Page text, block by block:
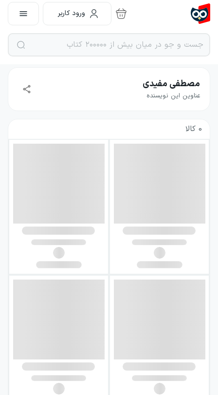
ورود کاربر
مصطفی مفیدی
عناوین این نویسنده
0 کالا